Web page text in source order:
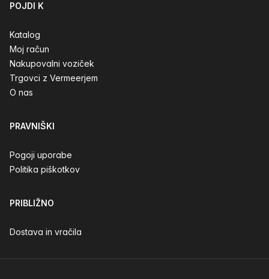
POJDI K
Katalog
Moj račun
Nakupovalni voziček
Trgovci z Vermeerjem
O nas
PRAVNIŠKI
Pogoji uporabe
Politika piškotkov
PRIBLIŽNO
Dostava in vračila